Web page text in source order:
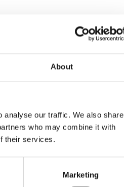
About
analyse our traffic. We also share
who may combine it with
their services.
Marketing